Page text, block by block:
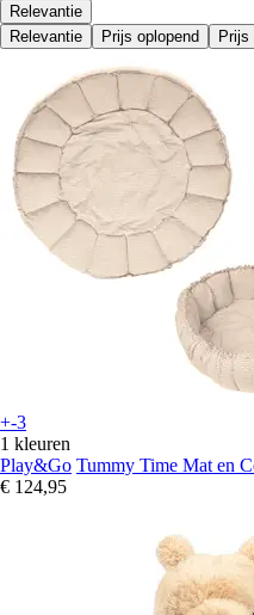
Relevantie
Relevantie
Prijs oplopend Prijs
+-3
1 kleuren
Play&Go Tummy Time Mat en
€ 124,95